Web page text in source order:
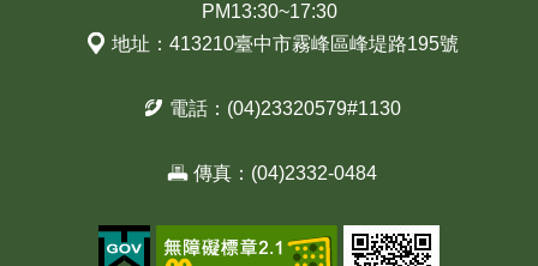
PM13:30~17:30
地址：413210臺中市霧峰區峰堤路195號
電話：(04)23320579#1130
傳真：(04)2332-0484